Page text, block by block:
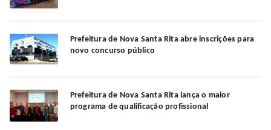
Prefeitura de Nova Santa Rita abre inscrições para
novo concurso público
Prefeitura de Nova Santa Rita lança o maior
programa de qualificação profissional